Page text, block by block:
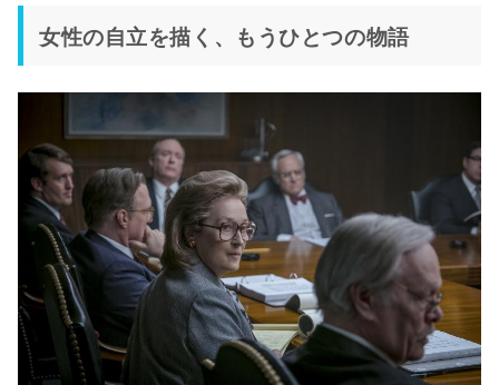
女性の自立を描く、もうひとつの物語